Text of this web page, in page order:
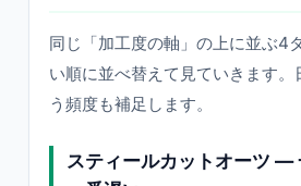
同じ「加工度の軸」の上に並ぶ4
い順に並べ替えて見ていきます。
う頻度も補足します。
スティールカットオーツ ―